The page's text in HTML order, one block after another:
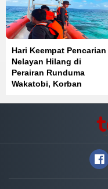
Hari Keempat Pencarian
Nelayan Hilang di
Perairan Runduma
Wakatobi, Korban